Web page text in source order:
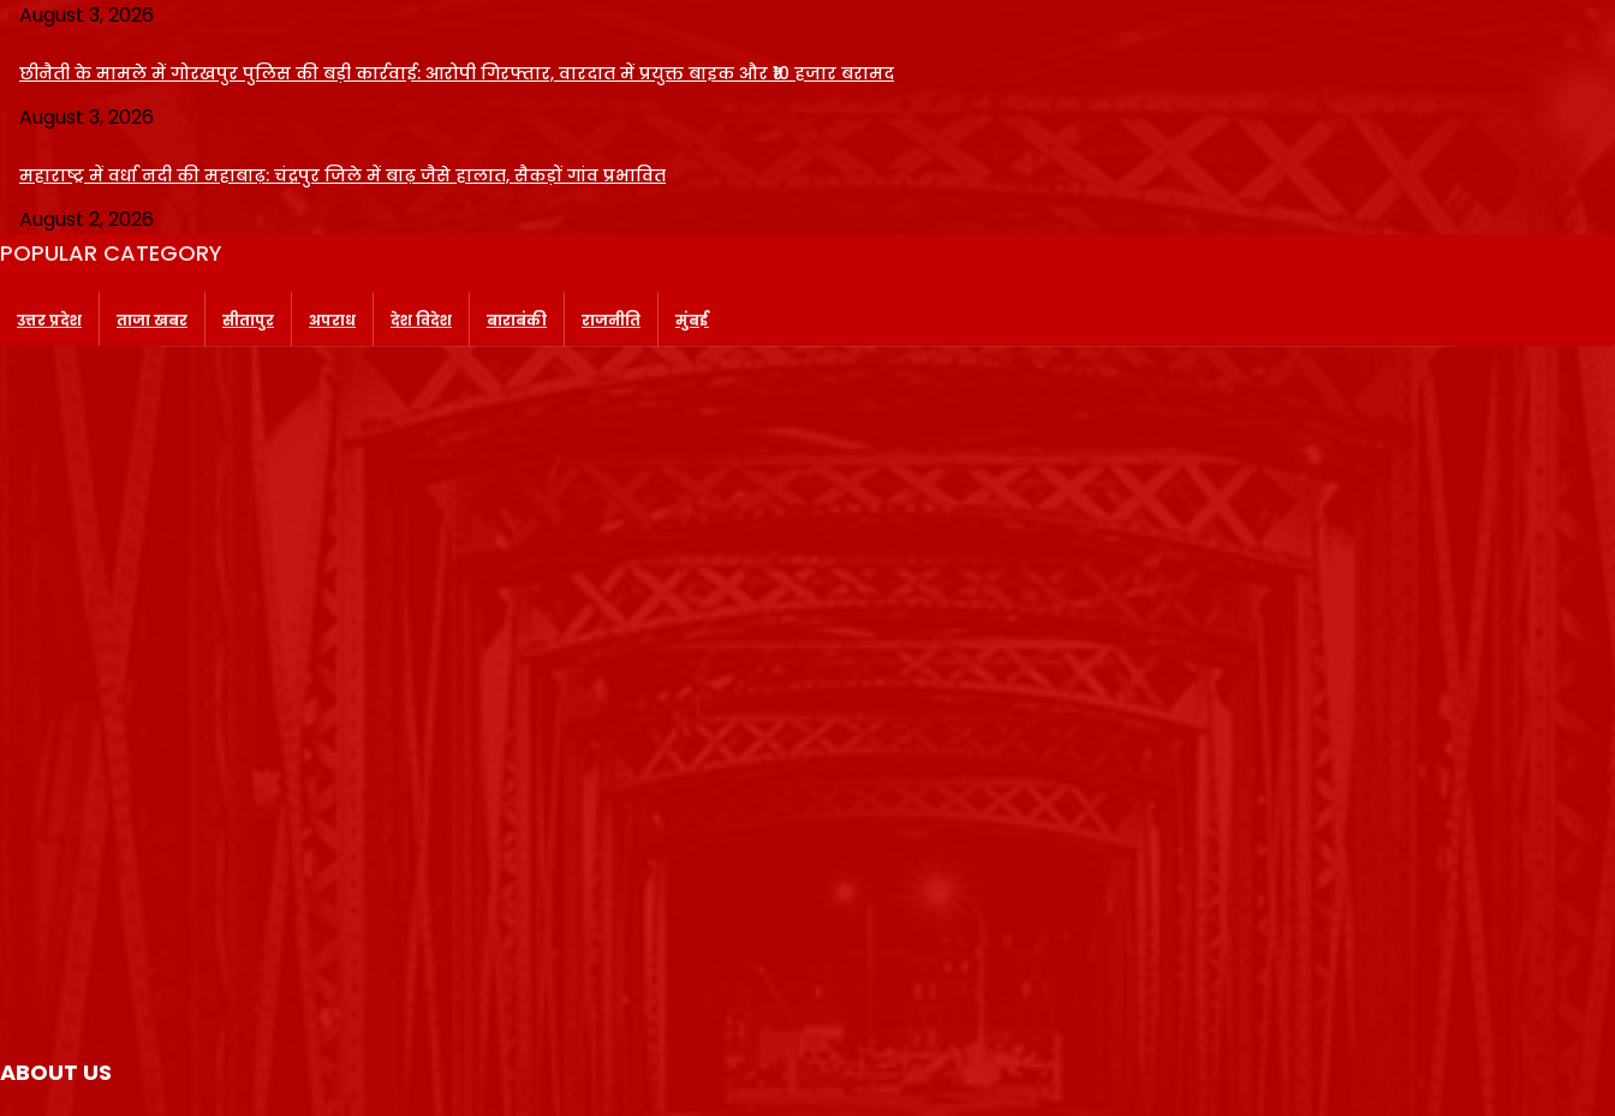
August 3, 2026
छीनैती के मामले में गोरखपुर पुलिस की बड़ी कार्रवाई: आरोपी गिरफ्तार, वारदात में प्रयुक्त बाइक और ₹10 हजार बरामद
August 3, 2026
महाराष्ट्र में वर्धा नदी की महाबाढ़: चंद्रपुर जिले में बाढ़ जैसे हालात, सैकड़ों गांव प्रभावित
August 2, 2026
POPULAR CATEGORY
उत्तर प्रदेश ताजा खबर सीतापुर अपराध देश विदेश बाराबंकी राजनीति मुंबई
ABOUT US